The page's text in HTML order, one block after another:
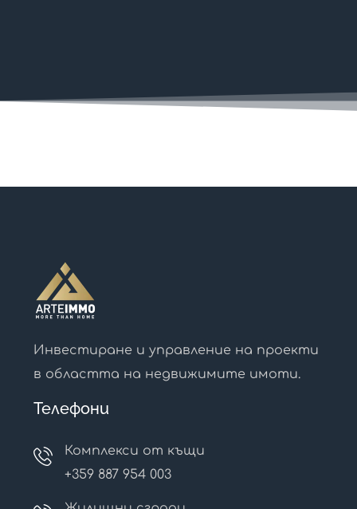
Инвестиране и управление на проекти
в областта на недвижимите имоти.
Телефони
Комплекси от къщи
+359 887 954 003